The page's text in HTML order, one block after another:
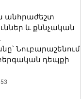
անհրաժեշտ
և քննչական
Նուբարաշենում
դեպքի